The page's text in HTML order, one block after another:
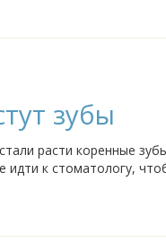
зубы
расти коренные
идти к стоматологу,